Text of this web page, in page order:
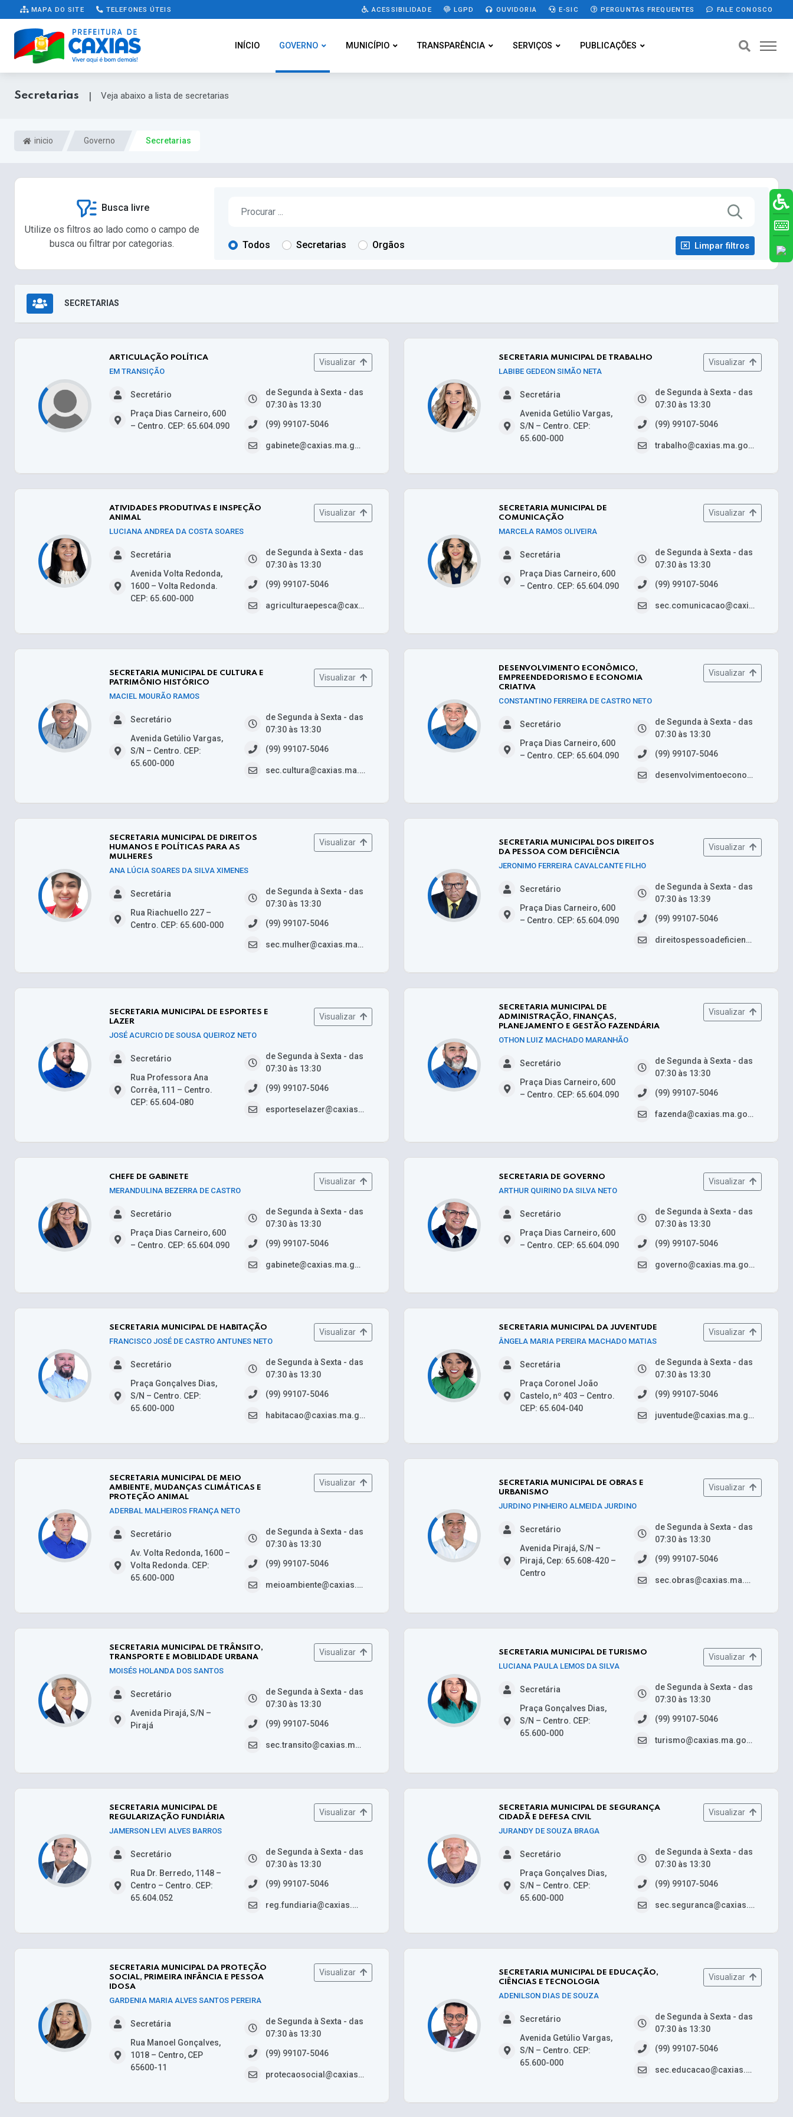
MAPA DO SITE TELEFONES ÚTEIS ACESSIBILIDADE LGPD OUVIDORIA E-SIC PERGUNTAS FREQUENTES FALE CONOSCO
INÍCIO GOVERNO MUNICÍPIO TRANSPARÊNCIA SERVIÇOS PUBLICAÇÕES
Secretarias | Veja abaixo a lista de secretarias
inicio Governo Secretarias
Busca livre
Utilize os filtros ao lado como o campo de
busca ou filtrar por categorias.
Todos Secretarias Orgãos Limpar filtros
SECRETARIAS
ARTICULAÇÃO POLÍTICA
EM TRANSIÇÃO
Visualizar
Secretário
Praça Dias Carneiro, 600
– Centro. CEP: 65.604.090
de Segunda à Sexta - das
07:30 às 13:30
(99) 99107-5046
gabinete@caxias.ma.gov.br
SECRETARIA MUNICIPAL DE TRABALHO
LABIBE GEDEON SIMÃO NETA
Visualizar
Secretária
Avenida Getúlio Vargas,
S/N – Centro. CEP:
65.600-000
de Segunda à Sexta - das
07:30 às 13:30
(99) 99107-5046
trabalho@caxias.ma.gov.br
ATIVIDADES PRODUTIVAS E INSPEÇÃO
ANIMAL
LUCIANA ANDREA DA COSTA SOARES
Visualizar
Secretária
Avenida Volta Redonda,
1600 – Volta Redonda.
CEP: 65.600-000
de Segunda à Sexta - das
07:30 às 13:30
(99) 99107-5046
agriculturaepesca@caxias.ma.gov.br
SECRETARIA MUNICIPAL DE
COMUNICAÇÃO
MARCELA RAMOS OLIVEIRA
Visualizar
Secretária
Praça Dias Carneiro, 600
– Centro. CEP: 65.604.090
de Segunda à Sexta - das
07:30 às 13:30
(99) 99107-5046
sec.comunicacao@caxias.ma.gov.br
SECRETARIA MUNICIPAL DE CULTURA E
PATRIMÔNIO HISTÓRICO
MACIEL MOURÃO RAMOS
Visualizar
Secretário
Avenida Getúlio Vargas,
S/N – Centro. CEP:
65.600-000
de Segunda à Sexta - das
07:30 às 13:30
(99) 99107-5046
sec.cultura@caxias.ma.gov.br
DESENVOLVIMENTO ECONÔMICO,
EMPREENDEDORISMO E ECONOMIA
CRIATIVA
CONSTANTINO FERREIRA DE CASTRO NETO
Visualizar
Secretário
Praça Dias Carneiro, 600
– Centro. CEP: 65.604.090
de Segunda à Sexta - das
07:30 às 13:30
(99) 99107-5046
desenvolvimentoeconomico@caxias.ma.gov.br
SECRETARIA MUNICIPAL DE DIREITOS
HUMANOS E POLÍTICAS PARA AS
MULHERES
ANA LÚCIA SOARES DA SILVA XIMENES
Visualizar
Secretária
Rua Riachuello 227 –
Centro. CEP: 65.600-000
de Segunda à Sexta - das
07:30 às 13:30
(99) 99107-5046
sec.mulher@caxias.ma.gov.br
SECRETARIA MUNICIPAL DOS DIREITOS
DA PESSOA COM DEFICIÊNCIA
JERONIMO FERREIRA CAVALCANTE FILHO
Visualizar
Secretário
Praça Dias Carneiro, 600
– Centro. CEP: 65.604.090
de Segunda à Sexta - das
07:30 às 13:39
(99) 99107-5046
direitospessoadeficiencia@caxias.ma.gov.br
SECRETARIA MUNICIPAL DE ESPORTES E
LAZER
JOSÉ ACURCIO DE SOUSA QUEIROZ NETO
Visualizar
Secretário
Rua Professora Ana
Corrêa, 111 – Centro.
CEP: 65.604-080
de Segunda à Sexta - das
07:30 às 13:30
(99) 99107-5046
esporteselazer@caxias.ma.gov.br
SECRETARIA MUNICIPAL DE
ADMINISTRAÇÃO, FINANÇAS,
PLANEJAMENTO E GESTÃO FAZENDÁRIA
OTHON LUIZ MACHADO MARANHÃO
Visualizar
Secretário
Praça Dias Carneiro, 600
– Centro. CEP: 65.604.090
de Segunda à Sexta - das
07:30 às 13:30
(99) 99107-5046
fazenda@caxias.ma.gov.br
CHEFE DE GABINETE
MERANDULINA BEZERRA DE CASTRO
Visualizar
Secretário
Praça Dias Carneiro, 600
– Centro. CEP: 65.604.090
de Segunda à Sexta - das
07:30 às 13:30
(99) 99107-5046
gabinete@caxias.ma.gov.br
SECRETARIA DE GOVERNO
ARTHUR QUIRINO DA SILVA NETO
Visualizar
Secretário
Praça Dias Carneiro, 600
– Centro. CEP: 65.604.090
de Segunda à Sexta - das
07:30 às 13:30
(99) 99107-5046
governo@caxias.ma.gov.br
SECRETARIA MUNICIPAL DE HABITAÇÃO
FRANCISCO JOSÉ DE CASTRO ANTUNES NETO
Visualizar
Secretário
Praça Gonçalves Dias,
S/N – Centro. CEP:
65.600-000
de Segunda à Sexta - das
07:30 às 13:30
(99) 99107-5046
habitacao@caxias.ma.gov.br
SECRETARIA MUNICIPAL DA JUVENTUDE
ÂNGELA MARIA PEREIRA MACHADO MATIAS
Visualizar
Secretária
Praça Coronel João
Castelo, nº 403 – Centro.
CEP: 65.604-040
de Segunda à Sexta - das
07:30 às 13:30
(99) 99107-5046
juventude@caxias.ma.gov.br
SECRETARIA MUNICIPAL DE MEIO
AMBIENTE, MUDANÇAS CLIMÁTICAS E
PROTEÇÃO ANIMAL
ADERBAL MALHEIROS FRANÇA NETO
Visualizar
Secretário
Av. Volta Redonda, 1600 –
Volta Redonda. CEP:
65.600-000
de Segunda à Sexta - das
07:30 às 13:30
(99) 99107-5046
meioambiente@caxias.ma.gov.br
SECRETARIA MUNICIPAL DE OBRAS E
URBANISMO
JURDINO PINHEIRO ALMEIDA JURDINO
Visualizar
Secretário
Avenida Pirajá, S/N –
Pirajá, Cep: 65.608-420 –
Centro
de Segunda à Sexta - das
07:30 às 13:30
(99) 99107-5046
sec.obras@caxias.ma.gov.br
SECRETARIA MUNICIPAL DE TRÂNSITO,
TRANSPORTE E MOBILIDADE URBANA
MOISÉS HOLANDA DOS SANTOS
Visualizar
Secretário
Avenida Pirajá, S/N –
Pirajá
de Segunda à Sexta - das
07:30 às 13:30
(99) 99107-5046
sec.transito@caxias.ma.gov.br
SECRETARIA MUNICIPAL DE TURISMO
LUCIANA PAULA LEMOS DA SILVA
Visualizar
Secretária
Praça Gonçalves Dias,
S/N – Centro. CEP:
65.600-000
de Segunda à Sexta - das
07:30 às 13:30
(99) 99107-5046
turismo@caxias.ma.gov.br
SECRETARIA MUNICIPAL DE
REGULARIZAÇÃO FUNDIÁRIA
JAMERSON LEVI ALVES BARROS
Visualizar
Secretário
Rua Dr. Berredo, 1148 –
Centro – Centro. CEP:
65.604.052
de Segunda à Sexta - das
07:30 às 13:30
(99) 99107-5046
reg.fundiaria@caxias.ma.gov.br
SECRETARIA MUNICIPAL DE SEGURANÇA
CIDADÃ E DEFESA CIVIL
JURANDY DE SOUZA BRAGA
Visualizar
Secretário
Praça Gonçalves Dias,
S/N – Centro. CEP:
65.600-000
de Segunda à Sexta - das
07:30 às 13:30
(99) 99107-5046
sec.seguranca@caxias.ma.gov.br
SECRETARIA MUNICIPAL DA PROTEÇÃO
SOCIAL, PRIMEIRA INFÂNCIA E PESSOA
IDOSA
GARDENIA MARIA ALVES SANTOS PEREIRA
Visualizar
Secretária
Rua Manoel Gonçalves,
1018 – Centro, CEP
65600-11
de Segunda à Sexta - das
07:30 às 13:30
(99) 99107-5046
protecaosocial@caxias.ma.gov.br
SECRETARIA MUNICIPAL DE EDUCAÇÃO,
CIÊNCIAS E TECNOLOGIA
ADENILSON DIAS DE SOUZA
Visualizar
Secretário
Avenida Getúlio Vargas,
S/N – Centro. CEP:
65.600-000
de Segunda à Sexta - das
07:30 às 13:30
(99) 99107-5046
sec.educacao@caxias.ma.gov.br